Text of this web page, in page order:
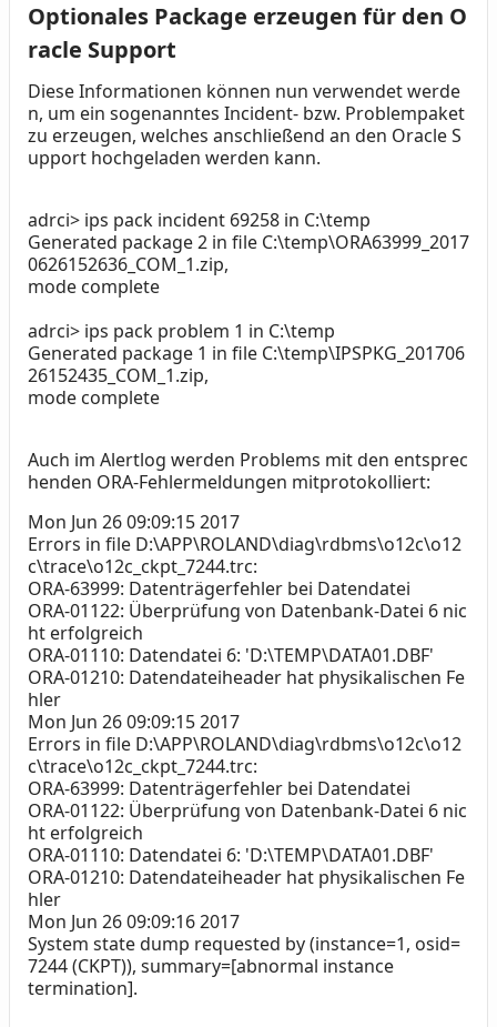
Optionales Package erzeugen für den O
racle Support
Diese Informationen können nun verwendet werde
n, um ein sogenanntes Incident- bzw. Problempaket
zu erzeugen, welches anschließend an den Oracle S
upport hochgeladen werden kann.
adrci> ips pack incident 69258 in C:\temp
Generated package 2 in file C:\temp\ORA63999_2017
0626152636_COM_1.zip,
mode complete
adrci> ips pack problem 1 in C:\temp
Generated package 1 in file C:\temp\IPSPKG_201706
26152435_COM_1.zip,
mode complete
Auch im Alertlog werden Problems mit den entsprec
henden ORA-Fehlermeldungen mitprotokolliert:
Mon Jun 26 09:09:15 2017
Errors in file D:\APP\ROLAND\diag\rdbms\o12c\o12
c\trace\o12c_ckpt_7244.trc:
ORA-63999: Datenträgerfehler bei Datendatei
ORA-01122: Überprüfung von Datenbank-Datei 6 nic
ht erfolgreich
ORA-01110: Datendatei 6: 'D:\TEMP\DATA01.DBF'
ORA-01210: Datendateiheader hat physikalischen Fe
hler
Mon Jun 26 09:09:15 2017
Errors in file D:\APP\ROLAND\diag\rdbms\o12c\o12
c\trace\o12c_ckpt_7244.trc:
ORA-63999: Datenträgerfehler bei Datendatei
ORA-01122: Überprüfung von Datenbank-Datei 6 nic
ht erfolgreich
ORA-01110: Datendatei 6: 'D:\TEMP\DATA01.DBF'
ORA-01210: Datendateiheader hat physikalischen Fe
hler
Mon Jun 26 09:09:16 2017
System state dump requested by (instance=1, osid=
7244 (CKPT)), summary=[abnormal instance
termination].